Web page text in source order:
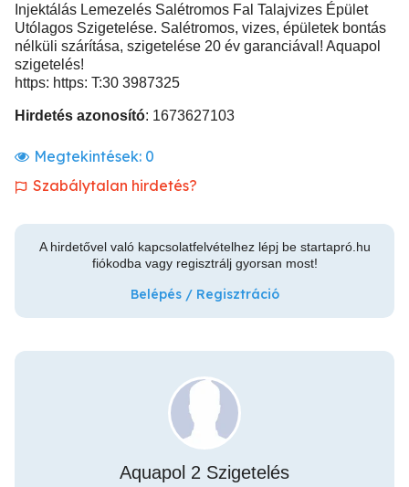
Injektálás Lemezelés Salétromos Fal Talajvizes Épület
Utólagos Szigetelése. Salétromos, vizes, épületek bontás
nélküli szárítása, szigetelése 20 év garanciával! Aquapol
szigetelés!
https: https: T:30 3987325
Hirdetés azonosító: 1673627103
Megtekintések: 0
Szabálytalan hirdetés?
A hirdetővel való kapcsolatfelvételhez lépj be startapró.hu
fiókodba vagy regisztrálj gyorsan most!
Belépés / Regisztráció
Aquapol 2 Szigetelés